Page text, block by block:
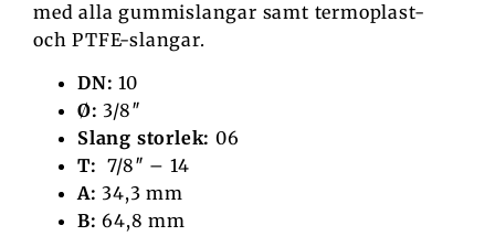
med alla gummislangar samt termoplast-
och PTFE-slangar.
DN: 10
Ø: 3/8″
Slang storlek: 06
T: 7/8″ – 14
A: 34,3 mm
B: 64,8 mm